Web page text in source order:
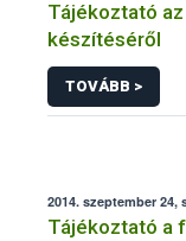
Tájékoztató
készítéséről
TOVÁBB >
2014. szeptember 24,
Tájékoztató a